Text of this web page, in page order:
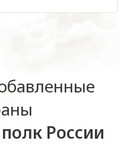
России